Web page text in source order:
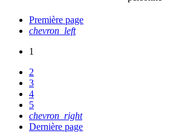
Première page
chevron_left
1
2
3
4
5
chevron_right
Dernière page